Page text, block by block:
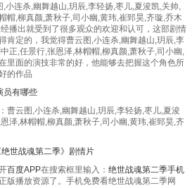
,小连杀,幽舞越山,玥辰,李轻扬,枣儿,夏浚凯,关帅,
帽,柳真颜,萧秋子,司小幽,黄玮,崔郅昊,齐璇,乔木
播出就受到了很多观众的欢迎和认可，这部剧情
肯定的，我觉得曹云图,小连杀,幽舞越山,玥辰,李
正,任景行,张恩泽,林帽帽,柳真颜,萧秋子,司小幽,
里面的演技非常的好，他能够去把握这个角色所
的作品
员有哪些
曹云图,小连杀,幽舞越山,玥辰,李轻扬,枣儿,夏浚
泽,林帽帽,柳真颜,萧秋子,司小幽,黄玮,崔郅昊,齐
世战魂第二季》剧情片
百度APP在搜索框里输入： 绝世战魂第二季手机
版播放资源了。手机免费看绝世战魂第二季网